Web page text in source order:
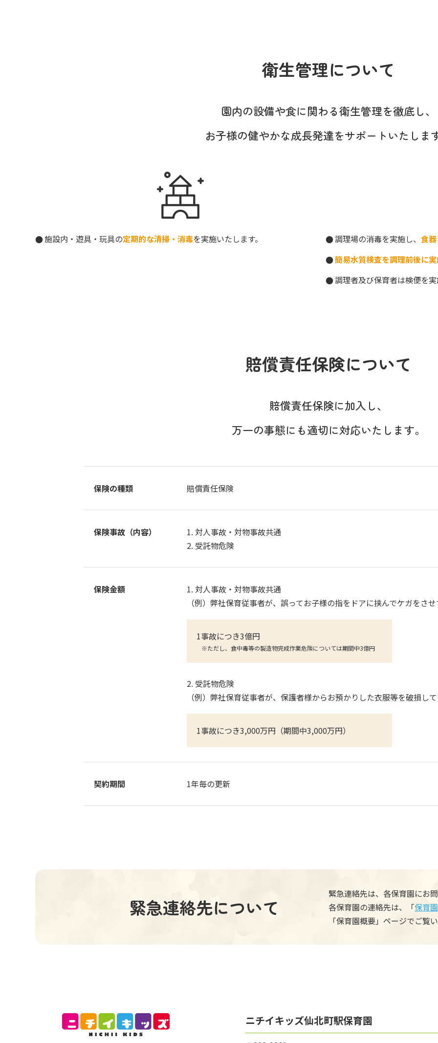
衛生管理について
園内の設備や食に関わる衛生管理を徹底し、
お子様の健やかな成長発達をサポートいたしま
施設内・遊具・玩具の定期的な清掃・消毒を実施いたします。 調理場の消毒を実施し、 食
簡易水質検査を調理前後に
調理者及び保育者は検便を実
賠償責任保険について
賠償責任保険に加入し、
万一の事態にも適切に対応いたします。
保険の種類 賠償責任保険
保険事故（内容）
1. 対人事故・対物事故共通
2. 受託物危険
保険金額
1. 対人事故・対物事故共通
（例）弊社保育従事者が、誤ってお子様の指をドアに挟んでケガをさ
1事故につき3億円
※ただし、食中毒等の製造物完成作業危険については期間中3億円
2. 受託物危険
（例）弊社保育従事者が、保護者様からお預かりした衣服等を破損し
1事故につき3,000万円（期間中3,000万円）
契約期間 1年毎の更新
緊急連絡先について
緊急連絡先は、各保育園にお
各保育園の連絡先は、「保育
「保育園概要」ページでご覧
ニチイキッズ仙北町駅保育園